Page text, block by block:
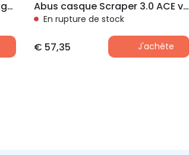
Abus casque Hyban 2.0 LED signal signal yellow L 56-61 cm Abus casque Scraper 3.0 ACE velvet black M 54-58
En rupture de stock
€ 57,35 J'achète